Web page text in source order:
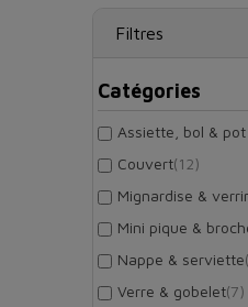
Filtres
Catégories
Assiette, bol &
Couvert(12)
Mignardise &
Mini pique &
Nappe & serviette
Verre & gobelet(7)